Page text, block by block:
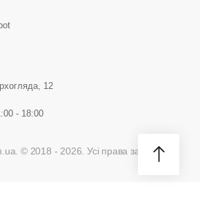
social
12
- 18:00
© 2018 - 2026. Усі права захищено